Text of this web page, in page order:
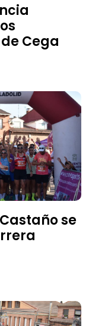
Cega
se